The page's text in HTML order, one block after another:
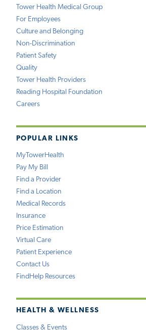
Tower Health Medical Group
For Employees
Culture and Belonging
Non-Discrimination
Patient Safety
Quality
Tower Health Providers
Reading Hospital Foundation
Careers
POPULAR LINKS
MyTowerHealth
Pay My Bill
Find a Provider
Find a Location
Medical Records
Insurance
Price Estimation
Virtual Care
Patient Experience
Contact Us
FindHelp Resources
HEALTH & WELLNESS
Classes & Events